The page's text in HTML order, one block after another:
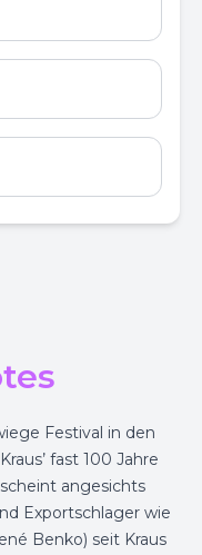
Festival in den
fast 100 Jahre
angesichts
Exportschlager wie
Benko) seit Kraus